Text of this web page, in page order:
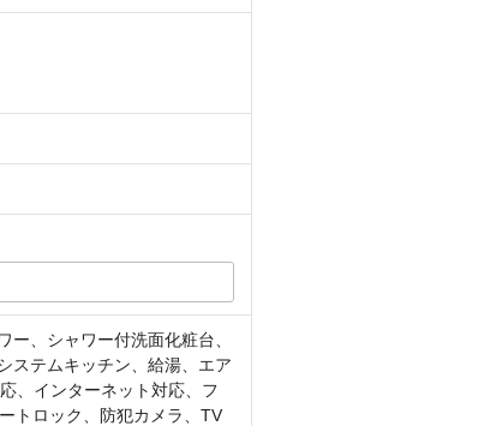
、シャワー付洗面化粧台、
ステムキッチン、給湯、エア
、インターネット対応、フ
トロック、防犯カメラ、TV